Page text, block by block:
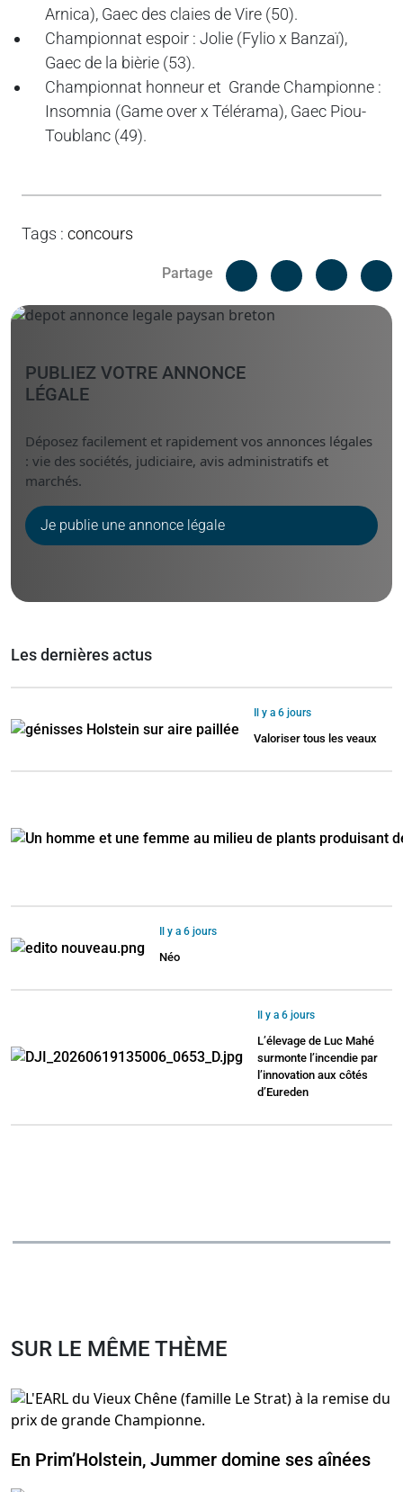
Arnica), Gaec des claies de Vire (50).
Championnat espoir : Jolie (Fylio x Banzaï),
Gaec de la bièrie (53).
Championnat honneur et Grande Championne :
Insomnia (Game over x Télérama), Gaec Piou-
Toublanc (49).
Tags : concours
Partage
Facebook
Linked
PUBLIEZ VOTRE ANNONCE
LÉGALE
Déposez facilement et rapidement vos annonces légales
: vie des sociétés, judiciaire, avis administratifs et
marchés.
Je publie une annonce légale
Les dernières actus
Il y a 6 jours
Valoriser tous les veaux
Il y a 6 jours
Néo
Il y a 6 jours
L’élevage de Luc Mahé
surmonte l’incendie par
l’innovation aux côtés
d’Eureden
SUR LE MÊME THÈME
En Prim’Holstein, Jummer domine ses aînées